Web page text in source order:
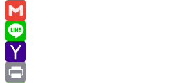
Email
Gmail
Line
Yahoo